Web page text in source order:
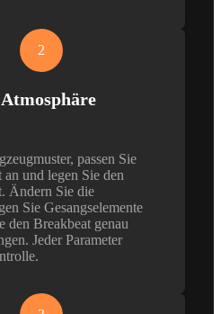
2
passen Sie
und legen Sie den
Ändern Sie die
Sie Gesangselemente
den Breakbeat genau
Jeder Parameter